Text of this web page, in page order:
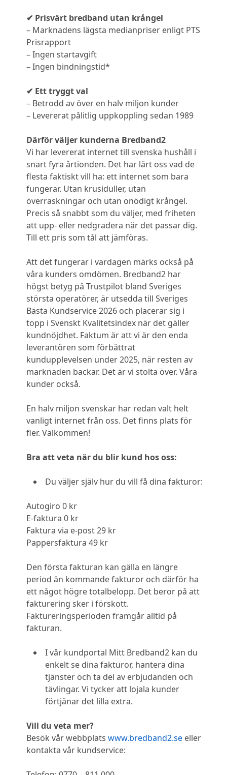
✔ Prisvärt bredband utan krångel
– Marknadens lägsta medianpriser enligt PTS
Prisrapport
– Ingen startavgift
– Ingen bindningstid*
✔ Ett tryggt val
– Betrodd av över en halv miljon kunder
– Levererat pålitlig uppkoppling sedan 1989
Därför väljer kunderna Bredband2
Vi har levererat internet till svenska hushåll i
snart fyra årtionden. Det har lärt oss vad de
flesta faktiskt vill ha: ett internet som bara
fungerar. Utan krusiduller, utan
överraskningar och utan onödigt krångel.
Precis så snabbt som du väljer, med friheten
att upp- eller nedgradera när det passar dig.
Till ett pris som tål att jämföras.
Att det fungerar i vardagen märks också på
våra kunders omdömen. Bredband2 har
högst betyg på Trustpilot bland Sveriges
största operatörer, är utsedda till Sveriges
Bästa Kundservice 2026 och placerar sig i
topp i Svenskt Kvalitetsindex när det gäller
kundnöjdhet. Faktum är att vi är den enda
leverantören som förbättrat
kundupplevelsen under 2025, när resten av
marknaden backar. Det är vi stolta över. Våra
kunder också.
En halv miljon svenskar har redan valt helt
vanligt internet från oss. Det finns plats för
fler. Välkommen!
Bra att veta när du blir kund hos oss:
Du väljer själv hur du vill få dina fakturor:
Autogiro 0 kr
E-faktura 0 kr
Faktura via e-post 29 kr
Pappersfaktura 49 kr
Den första fakturan kan gälla en längre
period än kommande fakturor och därför ha
ett något högre totalbelopp. Det beror på att
fakturering sker i förskott.
Faktureringsperioden framgår alltid på
fakturan.
I vår kundportal Mitt Bredband2 kan du
enkelt se dina fakturor, hantera dina
tjänster och ta del av erbjudanden och
tävlingar. Vi tycker att lojala kunder
förtjänar det lilla extra.
Vill du veta mer?
Besök vår webbplats www.bredband2.se eller
kontakta vår kundservice: